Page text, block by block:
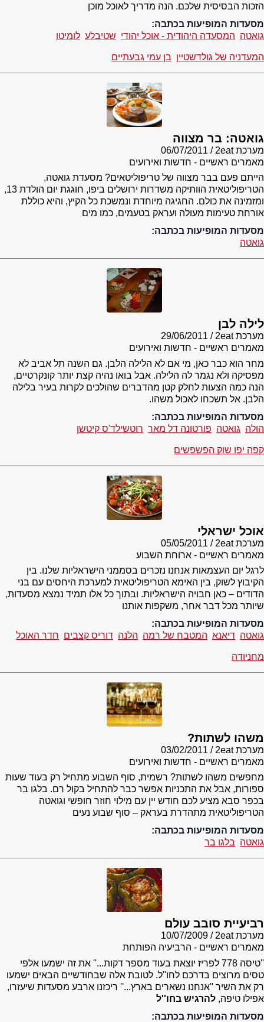
הזכות הבסיסית שלכם. הנה מדריך לאוכל מוכן
מסעדות המופיעות בכתבה:
גואטה המסעדה היהודית - אוכל יהודי שטיבלע לומיטו
המעדניה של גולדשטיין בן עמי גבעתיים
גואטה: בר מצווה
מערכת 2eat
06/07/2011
מאמרים ראשיים - חדשות ואירועים
הייתם פעם בבר מצווה של טריפוליטאים? מסעדת גואטה,
הטריפוליטאית הוותיקה משדרות ירושלים ביפו, חוגגת יום הולדת 13,
ומזמינה את כולם. החגיגה מיוחדת ונמשכת כל הקיץ, והיא כוללת
אורחת טעימות מעולה ועראק בטעמים, כמו מים
מסעדות המופיעות בכתבה:
גואטה
לילה לבן
מערכת 2eat
29/06/2011
מאמרים ראשיים - חדשות ואירועים
מחר הוא כבר כאן, מי אם לא הלילה הלבן. גם השנה תל אביב לא
מפסיקה ולא נגמר לה הלילה. אבל בואו נהיה קצת יותר קונקרטיים,
הנה כמה הצעות לחלק קטן מהדברים שהולכים לקרות בעיר בלילה
הלבן. אל תשכחו לאכול משהו.
מסעדות המופיעות בכתבה:
הולה גואטה פורטונה דל מאר רוטשילד'ס קיטשן
קפה יפו שוק הפשפשים
אוכל ישראלי
מערכת 2eat
05/05/2011
מאמרים ראשיים - ארוחת השבוע
לרגל יום העצמאות אנחנו נזכרים בסממני הישראליות שלנו. בין
הקיבוץ לשוק, בין האימא הטריפוליטאית למערכת היחסים עם בני
הדודים – כאן חבויה הישראליות. ובתוך כל אלו תמיד נמצא מסעדות,
שיותר מכל דבר אחר, משקפות אותנו
מסעדות המופיעות בכתבה:
גואטה דיאנא המטבח של רמה הלנה דוריס קצבים חדר האוכל
מחניודה
משהו לשתות?
מערכת 2eat
03/02/2011
מאמרים ראשיים - חדשות ואירועים
מחפשים משהו לשתות? רשמית, סוף השבוע מתחיל רק בעוד שעות
ספורות, אבל את התכניות אפשר כבר להתחיל בקול רם. בלגו בר
בכפר סבא מציע לכם חודש יין עם מילוי חוזר חופשי וגואטה
הטריפוליטאית מתהדרת בעראק – סוף שבוע נעים
מסעדות המופיעות בכתבה:
גואטה בלגו בר
רביעיית סובב עולם
מערכת 2eat
10/07/2009
מאמרים ראשיים - הרביעיה הפותחת
''טיסה 778 לפריז יוצאת בעוד מספר דקות...'' את זה ישמעו אלפי
טסים מרוצים בדרכם לחו''ל. לטובת אלה שבחודשיים הבאים ישמעו
רק את השיר ''אנחנו נשארים בארץ...'' ריכזנו ארבע מסעדות שיעזרו,
אפילו טיפה, להרגיש בחו''ל
מסעדות המופיעות בכתבה: